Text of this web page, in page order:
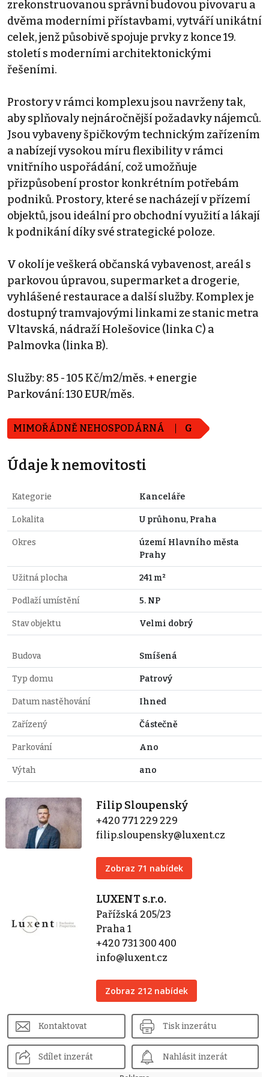
zrekonstruovanou správní budovou pivovaru a
dvěma moderními přístavbami, vytváří unikátní
celek, jenž působivě spojuje prvky z konce 19.
století s moderními architektonickými
řešeními.
Prostory v rámci komplexu jsou navrženy tak,
aby splňovaly nejnáročnější požadavky nájemců.
Jsou vybaveny špičkovým technickým zařízením
a nabízejí vysokou míru flexibility v rámci
vnitřního uspořádání, což umožňuje
přizpůsobení prostor konkrétním potřebám
podniků. Prostory, které se nacházejí v přízemí
objektů, jsou ideální pro obchodní využití a lákají
k podnikání díky své strategické poloze.
V okolí je veškerá občanská vybavenost, areál s
parkovou úpravou, supermarket a drogerie,
vyhlášené restaurace a další služby. Komplex je
dostupný tramvajovými linkami ze stanic metra
Vltavská, nádraží Holešovice (linka C) a
Palmovka (linka B).
Služby: 85 - 105 Kč/m2/měs. + energie
Parkování: 130 EUR/měs.
MIMOŘÁDNĚ NEHOSPODÁRNÁ G
Údaje k nemovitosti
Kategorie Kanceláře
Lokalita U průhonu, Praha
Okres
území Hlavního města
Prahy
Užitná plocha 241 m²
Podlaží umístění 5. NP
Stav objektu Velmi dobrý
Budova Smíšená
Typ domu Patrový
Datum nastěhování Ihned
Zařízený Částečně
Parkování Ano
Výtah ano
Filip Sloupenský
+420 771 229 229
filip.sloupensky@luxent.cz
Zobraz 71 nabídek
LUXENT s.r.o.
Pařížská 205/23
Praha 1
+420 731 300 400
info@luxent.cz
Zobraz 212 nabídek
Kontaktovat Tisk inzerátu
Sdílet inzerát Nahlásit inzerát